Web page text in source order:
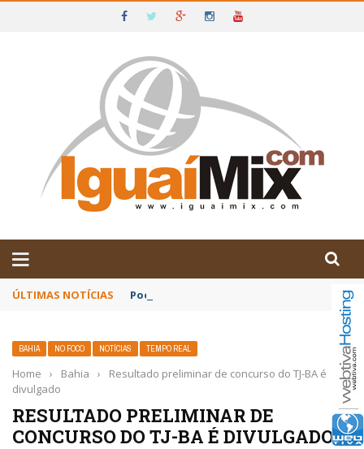
IGUAÍ E SUDOESTE DA BAHIA
ÚLTIMAS NOTÍCIAS Poetas baianos representam o Brasil no
BAHIA NO FOCO NOTÍCIAS TEMPO REAL
Home › Bahia ›
Resultado preliminar de concurso do TJ-BA é
divulgado
RESULTADO PRELIMINAR DE
CONCURSO DO TJ-BA É DIVULGADO